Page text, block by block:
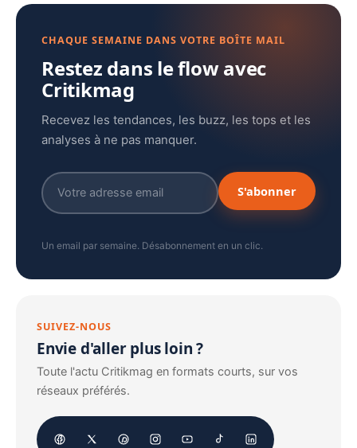
CHAQUE SEMAINE DANS VOTRE BOÎTE MAIL
Restez dans le flow avec
Critikmag
Recevez les tendances, les buzz, les tops et les
analyses à ne pas manquer.
S'abonner
Un email par semaine. Désabonnement en un clic.
SUIVEZ-NOUS
Envie d'aller plus loin ?
Toute l'actu Critikmag en formats courts, sur vos
réseaux préférés.